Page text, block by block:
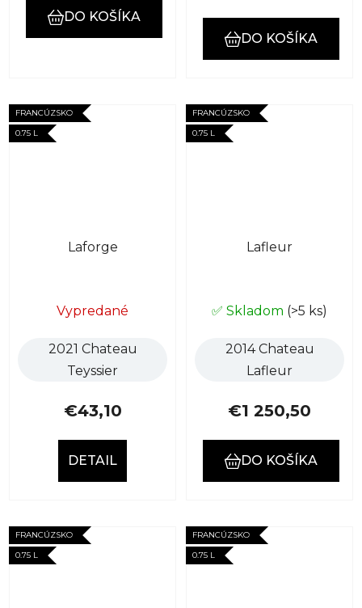
DO KOŠÍKA
hviezdičiek.
DO KOŠÍKA
FRANCÚZSKO
0.75 L
Laforge
Vypredané
2021 Chateau
Teyssier
€43,10
DETAIL
FRANCÚZSKO
0.75 L
Lafleur
✅ Skladom (>5 ks)
2014 Chateau
Lafleur
€1 250,50
DO KOŠÍKA
FRANCÚZSKO
0.75 L
FRANCÚZSKO
0.75 L